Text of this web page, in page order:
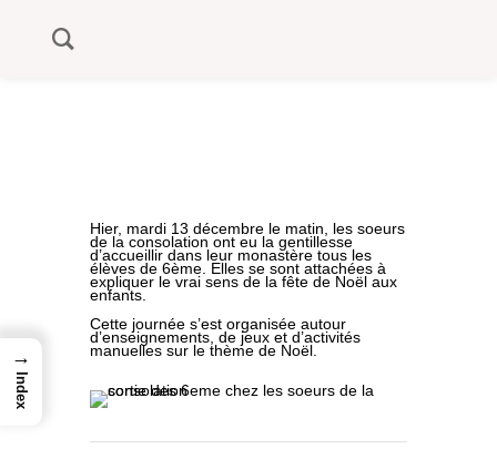
Hier, mardi 13 décembre le matin, les soeurs
de la consolation ont eu la gentillesse
d’accueillir dans leur monastère tous les
élèves de 6ème. Elles se sont attachées à
expliquer le vrai sens de la fête de Noël aux
enfants.
Cette journée s’est organisée autour
d’enseignements, de jeux et d’activités
manuelles sur le thème de Noël.
→
Index